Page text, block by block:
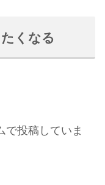
くなる
で投稿していま